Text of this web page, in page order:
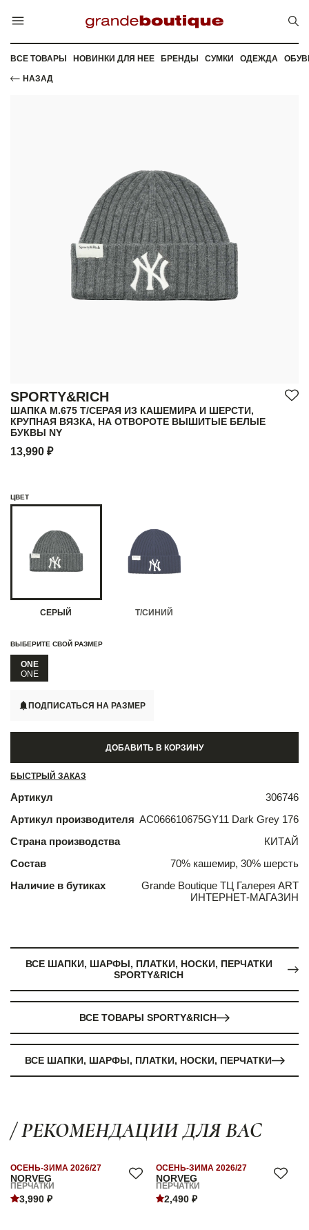
ВСЕ ТОВАРЫ НОВИНКИ ДЛЯ НЕЕ БРЕНДЫ СУМКИ ОДЕЖДА
НАЗАД
SPORTY&RICH
ШАПКА M.675 Т/СЕРАЯ ИЗ КАШЕМИРА И ШЕРСТИ,
КРУПНАЯ ВЯЗКА, НА ОТВОРОТЕ ВЫШИТЫЕ БЕЛЫЕ
БУКВЫ NY
13,990 ₽
ЦВЕТ
СЕРЫЙ Т/СИНИЙ
ВЫБЕРИТЕ СВОЙ РАЗМЕР
ONE
ONE
ПОДПИСАТЬСЯ НА РАЗМЕР
ДОБАВИТЬ В КОРЗИНУ
БЫСТРЫЙ ЗАКАЗ
Артикул
306746
Артикул производителя AC066610675GY11 Dark Grey 176
Страна производства
КИТАЙ
Состав
70% кашемир, 30% шерсть
Наличие в бутиках
Grande Boutique ТЦ Галерея ART
ИНТЕРНЕТ-МАГАЗИН
ВСЕ ШАПКИ, ШАРФЫ, ПЛАТКИ, НОСКИ, ПЕРЧАТКИ
SPORTY&RICH
ВСЕ ТОВАРЫ SPORTY&RICH
ВСЕ ШАПКИ, ШАРФЫ, ПЛАТКИ, НОСКИ, ПЕРЧАТКИ
/ РЕКОМЕНДАЦИИ ДЛЯ ВАС
NORVEG
ОСЕНЬ-ЗИМА 2026/27
ПЕРЧАТКИ
3,990 ₽
NORVEG
ОСЕНЬ-ЗИМА 2026/27
ПЕРЧАТКИ
2,490 ₽